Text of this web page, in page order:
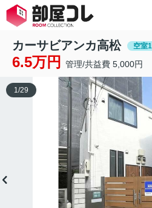
カーサビアンカ高松 空室1
6.5万円 管理/共益費 5,000円
1/29